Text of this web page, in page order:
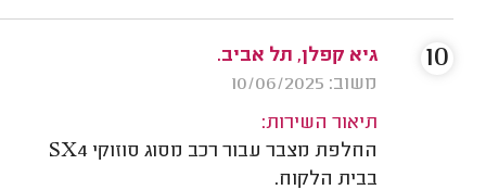
גיא קפלן, תל אביב.
משוב: 10/06/2025
תיאור השירות:
החלפת מצבר עבור רכב מסוג סוזוקי SX4
בבית הלקוח.
10